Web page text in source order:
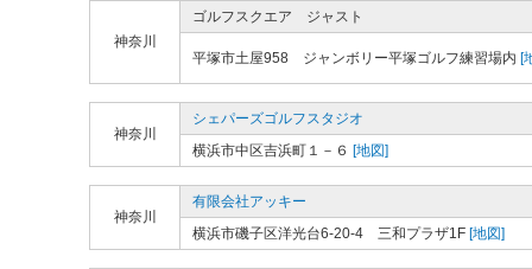
神奈川
ゴルフスクエア ジャスト
平塚市土屋958 ジャンボリー平塚ゴルフ練習場内 [
神奈川
シェパーズゴルフスタジオ
横浜市中区吉浜町１－６ [地図]
神奈川
有限会社アッキー
横浜市磯子区洋光台6-20-4 三和プラザ1F [地図]